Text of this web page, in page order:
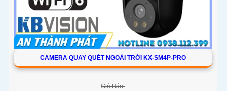
CAMERA QUAY QUÉT NGOÀI TRỜI KX-SM4P-PRO
Giá Bán: